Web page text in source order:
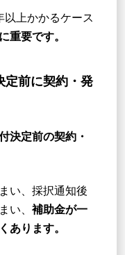
以上かかるケース
重要です。
前に契約・発
決定前の契約・
い、採択通知後
い、 補助金が一
あります。